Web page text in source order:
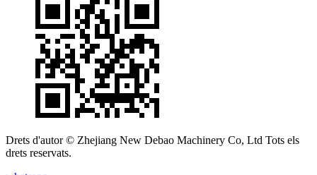
Drets d'autor © Zhejiang New Debao Machinery Co, Ltd Tots els
drets reservats.